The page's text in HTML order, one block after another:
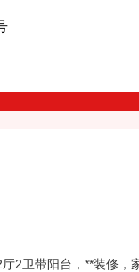
2卫带阳台，**装修，